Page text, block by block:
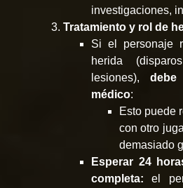
investigaciones,
Tratamiento y rol de
Si el personaje
herida
lesiones),
médico:
Esto puede
con otro
demasiado
Esperar 24
completa: el